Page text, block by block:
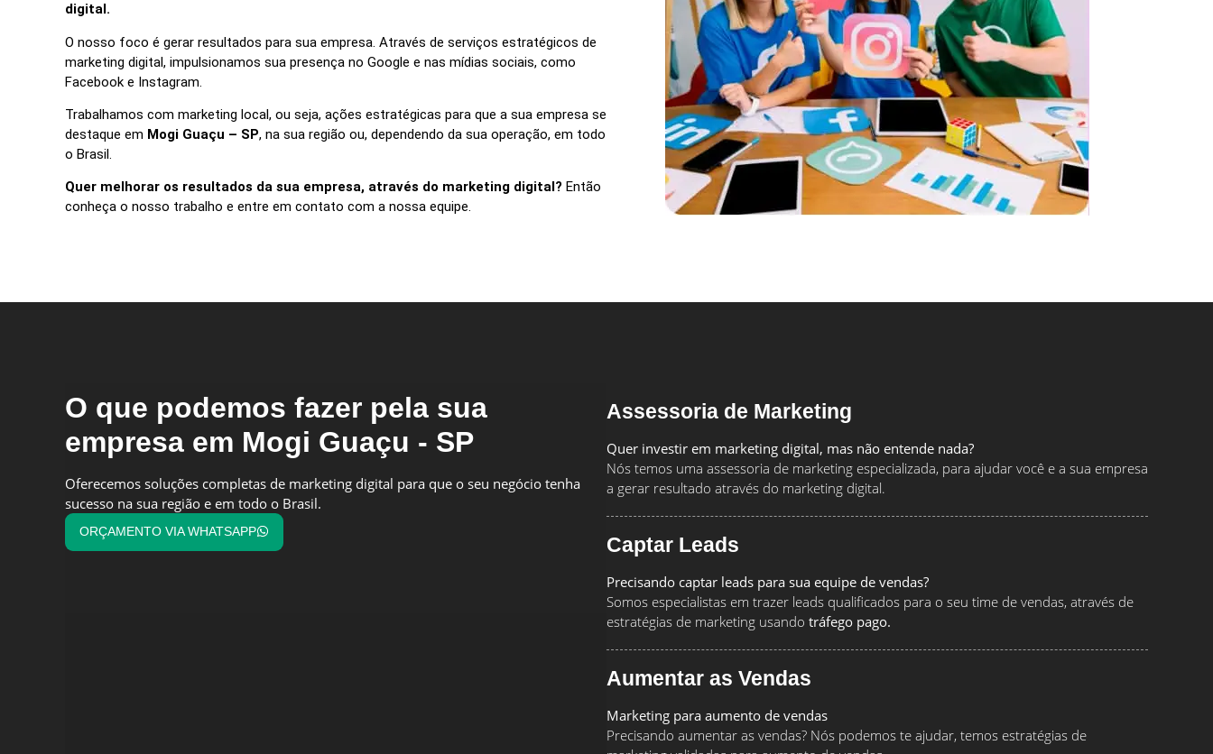
digital.
O nosso foco é gerar resultados para sua empresa. Através de serviços estratégicos de
marketing digital, impulsionamos sua presença no Google e nas mídias sociais, como
Facebook e Instagram.
Trabalhamos com marketing local, ou seja, ações estratégicas para que a sua empresa se
destaque em Mogi Guaçu – SP, na sua região ou, dependendo da sua operação, em todo
o Brasil.
Quer melhorar os resultados da sua empresa, através do marketing digital? Então
conheça o nosso trabalho e entre em contato com a nossa equipe.
O que podemos fazer pela sua
empresa em Mogi Guaçu - SP
Oferecemos soluções completas de marketing digital para que o seu negócio tenha
sucesso na sua região e em todo o Brasil.
ORÇAMENTO VIA WHATSAPP
Assessoria de Marketing
Quer investir em marketing digital, mas não entende nada?
Nós temos uma assessoria de marketing especializada, para ajudar você e a sua empresa
a gerar resultado através do marketing digital.
Captar Leads
Precisando captar leads para sua equipe de vendas?
Somos especialistas em trazer leads qualificados para o seu time de vendas, através de
estratégias de marketing usando tráfego pago.
Aumentar as Vendas
Marketing para aumento de vendas
Precisando aumentar as vendas? Nós podemos te ajudar, temos estratégias de